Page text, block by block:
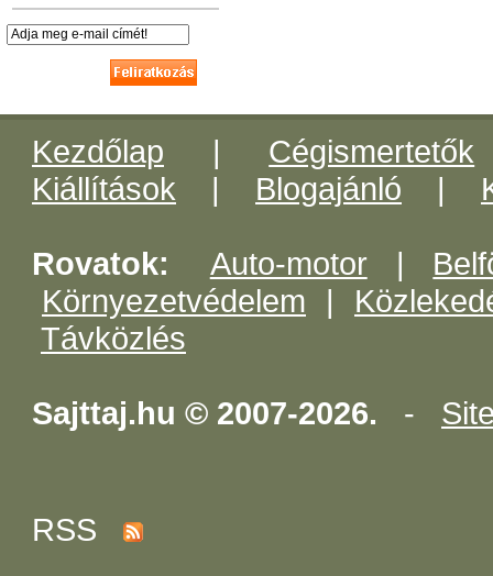
Kezdőlap | Cégismertetők
Kiállítások | Blogajánló |
Rovatok: Auto-motor|
Környezetvédelem |
Távközlés
Sajttaj.hu © 2007-2026. -
RSS